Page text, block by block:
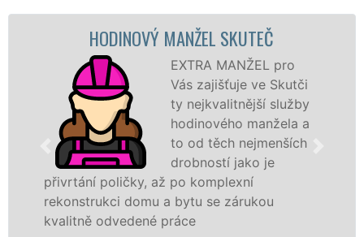
HODINOVÝ MANŽEL SKUTEČ
EXTRA MANŽEL pro
Vás zajišťuje ve Skutči
ty nejkvalitnější služby
hodinového manžela a
to od těch nejmenších
drobností jako je
přivrtání poličky, až po komplexní
rekonstrukci domu a bytu se zárukou
kvalitně odvedené práce